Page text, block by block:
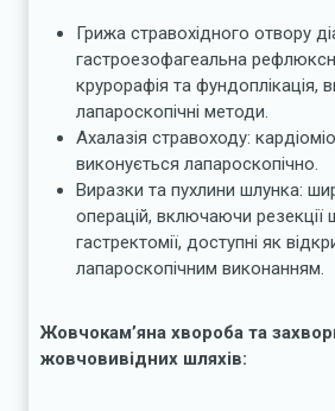
Грижа стравохідного отвору
гастроезофагеальна
крурорафія та фундоплікація,
лапароскопічні методи.
Ахалазія стравоходу:
виконується лапароскопічно.
Виразки та пухлини шлунка:
операцій, включаючи резекції
гастректомії, доступні як
лапароскопічним виконанням.
Жовчокам’яна хвороба та
жовчовивідних шляхів: